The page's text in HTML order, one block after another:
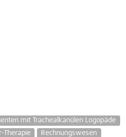
mit Trachealkanülen Logopäde
Therapie
Rechnungswesen